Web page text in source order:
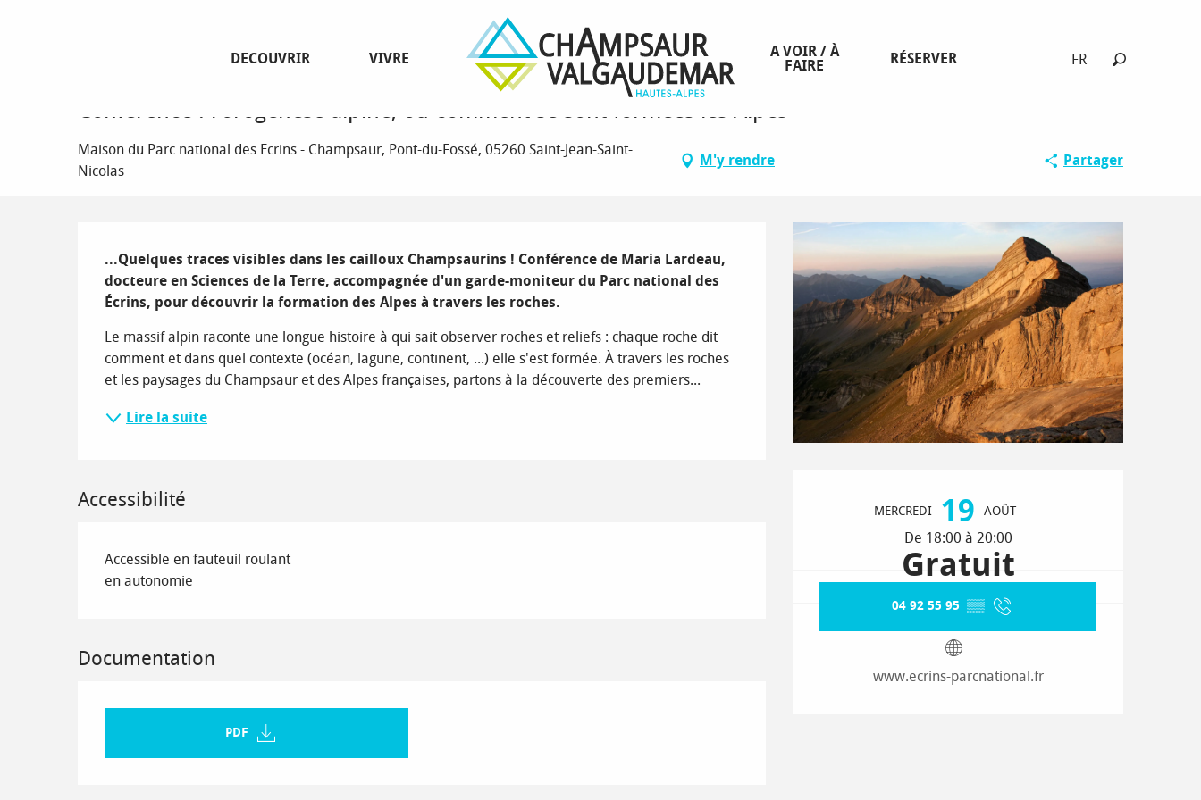
FR
DECOUVRIR VIVRE
A VOIR / À
FAIRE
RÉSERVER
Conférence : l'orogénèse alpine, ou comment se sont formées les Alpes
Conférence : l'orogénèse alpine, ou comment se sont formées les Alpes
Maison du Parc national des Ecrins - Champsaur, Pont-du-Fossé, 05260 Saint-Jean-Saint-
Nicolas
M'y rendre Partager
Ouverture et coordonnées
MERCREDI 19 AOÛT
De 18:00 à 20:00
Gratuit
04 92 55 95 ▒▒
www.ecrins-parcnational.fr
...Quelques traces visibles dans les cailloux Champsaurins ! Conférence de Maria Lardeau,
docteure en Sciences de la Terre, accompagnée d'un garde-moniteur du Parc national des
Écrins, pour découvrir la formation des Alpes à travers les roches.
Le massif alpin raconte une longue histoire à qui sait observer roches et reliefs : chaque roche dit
comment et dans quel contexte (océan, lagune, continent, ...) elle s'est formée. À travers les roches
et les paysages du Champsaur et des Alpes françaises, partons à la découverte des premiers...
Lire la suite
Accessibilité
Accessible en fauteuil roulant
en autonomie
Documentation
PDF